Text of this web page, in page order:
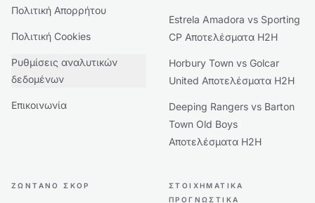
Πολιτική Απορρήτου
Πολιτική Cookies
Ρυθμίσεις αναλυτικών
δεδομένων
Επικοινωνία
Estrela Amadora vs Sporting
CP Αποτελέσματα H2H
Horbury Town vs Golcar
United Αποτελέσματα H2H
Deeping Rangers vs Barton
Town Old Boys
Αποτελέσματα H2H
ΖΩΝΤΑΝΌ ΣΚΟΡ
ΣΤΟΙΧΗΜΑΤΙΚΆ
ΠΡΟΓΝΩΣΤΙΚΆ